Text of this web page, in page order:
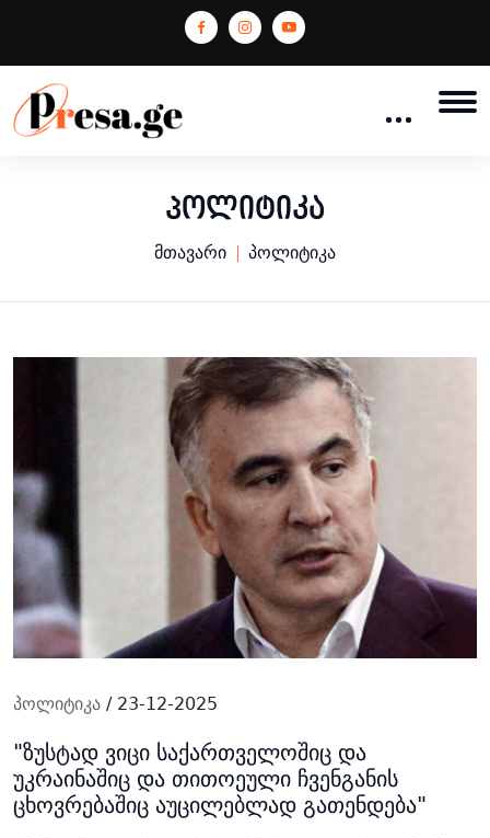
პოლიტიკა
მთავარი პოლიტიკა
პოლიტიკა / 23-12-2025
"ზუსტად ვიცი საქართველოშიც და
უკრაინაშიც და თითოეული ჩვენგანის
ცხოვრებაშიც აუცილებლად გათენდება"